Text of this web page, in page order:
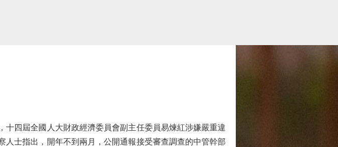
屆全國人大財政經濟委員會副主任委員易煉紅涉嫌嚴重違
士指出，開年不到兩月，公開通報接受審查調查的中管幹部